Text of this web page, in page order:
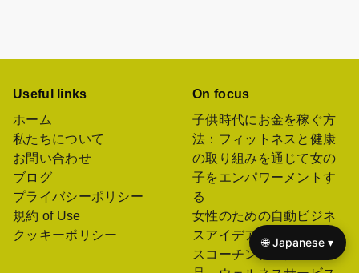
Useful links
ホーム
私たちについて
お問い合わせ
ブログ
プライバシーポリシー
規約 of Use
クッキーポリシー
On focus
子供時代にお金を稼ぐ方
法：フィットネスと健康
の取り組みを通じて女の
子をエンパワーメントす
る
女性のための自動ビジネ
スアイデア：フィットネ
スコーチング、健康製
🌐 Japanese ▾